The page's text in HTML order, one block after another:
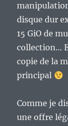
disque dur
15 GiO de
collection…
copie de la
principal
Comme je
une offre